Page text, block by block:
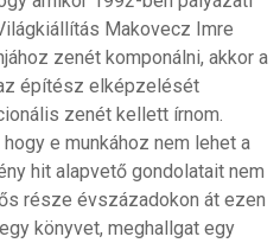
Makovecz Imre
zenét komponálni, akkor a
építész elképzelését
zenét kellett írnom.
e munkához nem lehet a
hit alapvető gondolatait nem
része évszázadokon át ezen
könyvet, meghallgat egy